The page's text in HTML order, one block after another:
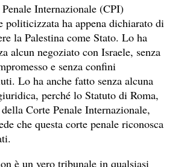
Internazionale (CPI)
politicizzata ha appena dichiarato di
la Palestina come Stato. Lo ha
alcun negoziato con Israele, senza
e senza confini
Lo ha anche fatto senza alcuna
perché lo Statuto di Roma,
Corte Penale Internazionale,
che questa corte penale riconosca
è un vero tribunale in qualsiasi